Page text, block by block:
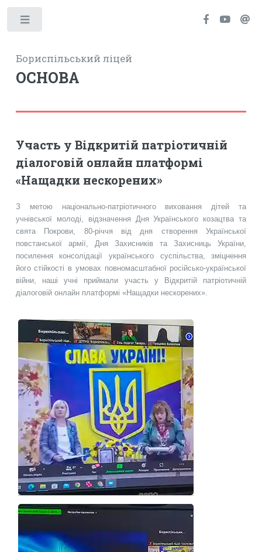
Бориспільський ліцей
ОСНОВА
Участь у Відкритій патріотичній
діалоговій онлайн платформі
«Нащадки нескорених»
З метою національно-патріотичного виховання дітей та
учнівської молоді, відзначення Дня Українського козацтва та
свята Покрови, 80-річчя від дня створення Української
повстанської армії, Дня Захисників та Захисниць України,
посилення консолідації українського суспільства, зміцнення
його стійкості в умовах повномасштабної російсько-української
війни, наші учні приймали участь у Відкритій патріотичній
діалоговій онлайн платформі «Нащадки нескорених».